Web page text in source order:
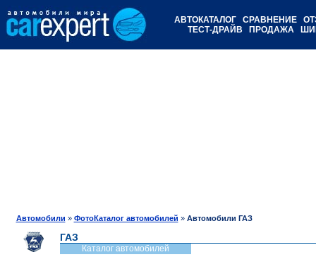
АВТОКАТАЛОГ СРАВНЕНИЕ
ТЕСТ-ДРАЙВ
ПРОДАЖА
Автомобили » ФотоКаталог автомобилей » Автомобили ГАЗ
ГАЗ
Каталог автомобилей